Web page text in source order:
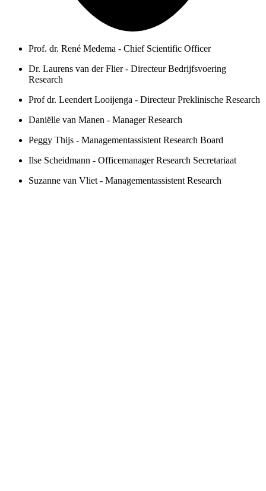
Prof. dr. René Medema - Chief Scientific Officer
Dr. Laurens van der Flier - Directeur Bedrijfsvoering
Research
Prof dr. Leendert Looijenga - Directeur Preklinische Research
Daniëlle van Manen - Manager Research
Peggy Thijs - Managementassistent Research Board
Ilse Scheidmann - Officemanager Research Secretariaat
Suzanne van Vliet - Managementassistent Research